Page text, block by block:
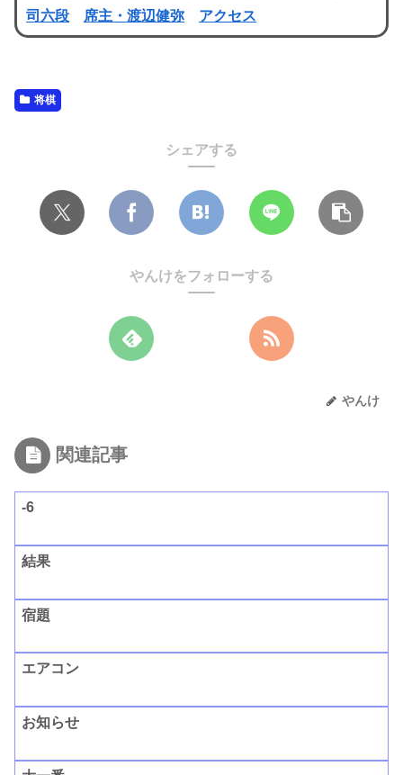
司六段
席主・渡辺健弥 アクセス
将棋
シェアする
やんけをフォローする
やんけ
関連記事
-6
結果
宿題
エアコン
お知らせ